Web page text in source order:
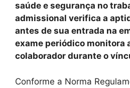
saúde e segurança no
admissional verifica a
antes de sua entrada na
exame periódico monitora
colaborador durante o
Conforme a Norma